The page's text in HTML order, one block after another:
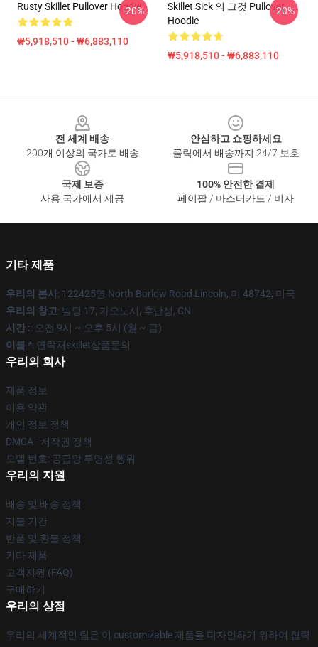
Rusty Skillet Pullover Hoodie
₩5,918,510 - ₩6,883,110
-20%
Skillet Sick 의 그것 Pullover
Hoodie
₩5,918,510 - ₩6,883,110
-20%
전 세계 배송
200개 이상의 국가로 배송
안심하고 쇼핑하세요
클릭에서 배송까지 24/7 보호
국제 보증
사용 국가에서 제공
100% 안전한 결제
페이팔 / 마스터카드 / 비자
기타 제품
우리의 본사: 122425명 North Barlow Road Lincoln, 미 48742, 미국
우리의 창고: 빌딩 17, 가오노시, 후난성, CN
시간 :: 오전 9시 ~ 오후 5시 (월 ~ 금)
이름 *: 연락처skillet상품문의
우리의 회사
제품 정보
이용 약관
개인 정보 정책
DMCA - 저작권 정책
모델 번호: 공급망 투명성 행위
우리의 지원
배송 및 배송 정책
지불 기간
반품 및 환불 정책
기타 제품
고객지원 (FAQ)
구매하기
우리의 상점
우리의 세계적인 팀은 이 customizable 제품을 디자인하기 위하여 협력